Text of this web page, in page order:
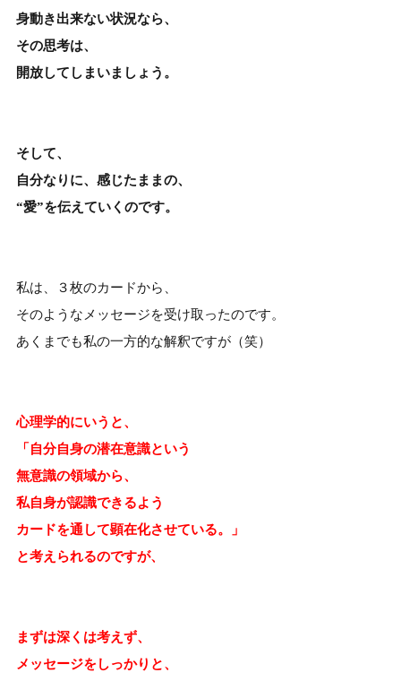
身動き出来ない状況なら、
その思考は、
開放してしまいましょう。
そして、
自分なりに、感じたままの、
“愛”を伝えていくのです。
私は、３枚のカードから、
そのようなメッセージを受け取ったのです。
あくまでも私の一方的な解釈ですが（笑）
心理学的にいうと、
「自分自身の潜在意識という
無意識の領域から、
私自身が認識できるよう
カードを通して顕在化させている。」
と考えられるのですが、
まずは深くは考えず、
メッセージをしっかりと、